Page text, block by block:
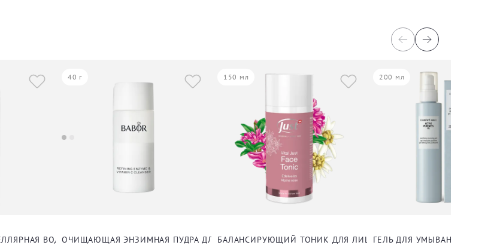
ВОДА ДЛЯ ЛИЦА
40 г
ОЧИЩАЮЩАЯ ЭНЗИМНАЯ ПУДРА ДЛЯ ЛИЦА
150 мл
БАЛАНСИРУЮЩИЙ ТОНИК ДЛЯ ЛИЦА
200 мл
ГЕЛЬ ДЛЯ УМЫВАНИЯ ДЛЯ